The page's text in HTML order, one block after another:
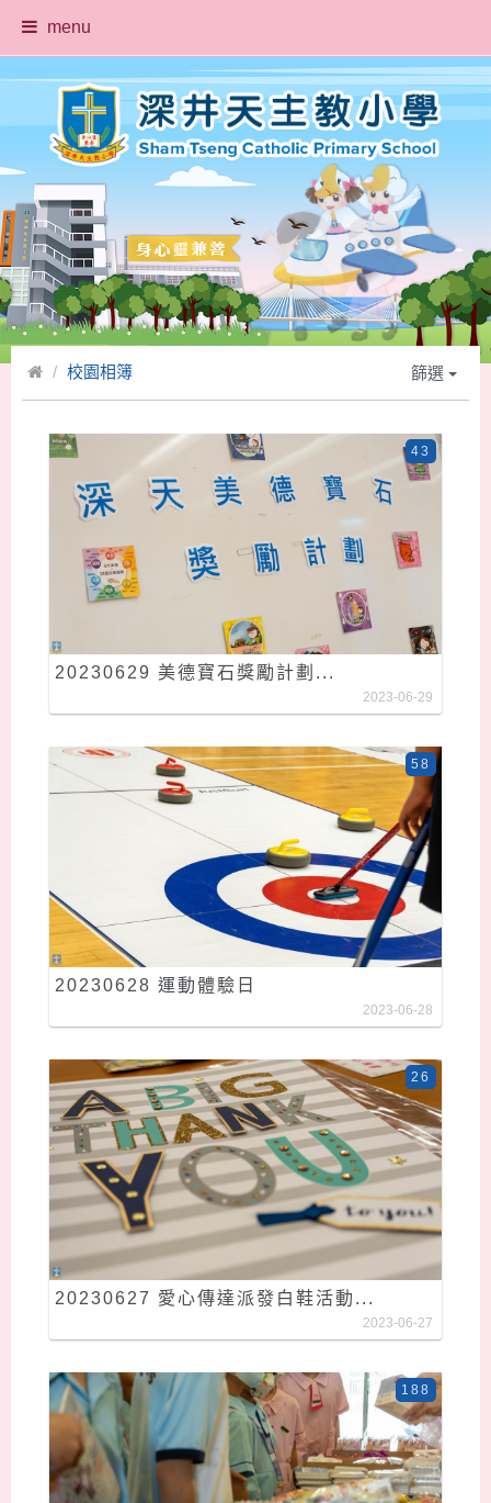
menu
校園相簿 篩選
20230629 美德寶石獎勵計劃...
43
2023-06-29
20230628 運動體驗日
58
2023-06-28
20230627 愛心傳達派發白鞋活動...
26
2023-06-27
188